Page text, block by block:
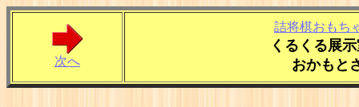
次へ
詰将棋おもち
くるくる展
おかもと